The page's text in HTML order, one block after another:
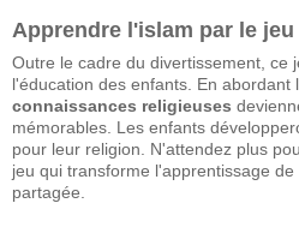
Apprendre l'islam par le jeu
Outre le cadre du divertissement, ce
l'éducation des enfants. En
connaissances religieuses
mémorables. Les enfants
pour leur religion. N'attendez plus
jeu qui transforme l'apprentissage
partagée.